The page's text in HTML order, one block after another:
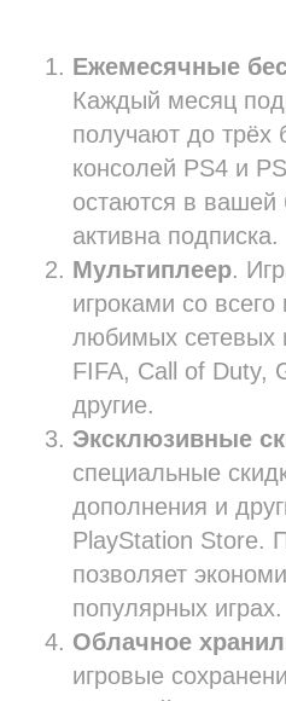
Ежемесячные
Каждый месяц
получают до трёх
консолей PS4 и
остаются в вашей
активна подписка.
Мультиплеер.
игроками со
любимых сетевых
FIFA, Call of Duty,
другие.
Эксклюзивные
специальные
дополнения и
PlayStation Store.
позволяет
популярных играх.
Облачное
игровые